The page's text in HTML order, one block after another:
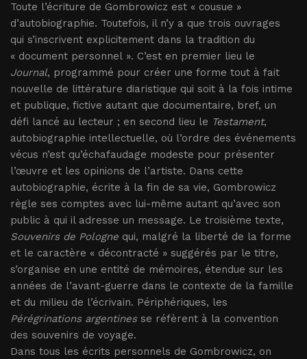
Toute l’écriture de Gombrowicz est « cousue »
d’autobiographie. Toutefois, il n’y a que trois ouvrages
qui s’inscrivent explicitement dans la tradition du
« document personnel ». C’est en premier lieu le
Journal, programmé pour créer une forme tout à fait
nouvelle de littérature diaristique qui soit à la fois intime
et publique, fictive autant que documentaire, bref, un
défi lancé au lecteur ; en second lieu le Testament,
autobiographie intellectuelle, où l’ordre des événements
vécus n’est qu’échafaudage modeste pour présenter
l’œuvre et les opinions de l’artiste. Dans cette
autobiographie, écrite à la fin de sa vie, Gombrowicz
règle ses comptes avec lui-même autant qu’avec son
public à qui il adresse un message. Le troisième texte,
Souvenirs de Pologne qui, malgré la liberté de la forme
et le caractère « décontracté » suggérés par le titre,
s’organise en une entité de mémoires, étendue sur les
années de l’avant-guerre dans le contexte de la famille
et du milieu de l’écrivain. Périphériques, les
Pérégrinations argentinesse réfèrent à la convention
des souvenirs de voyage.
Dans tous les écrits personnels de Gombrowicz, on